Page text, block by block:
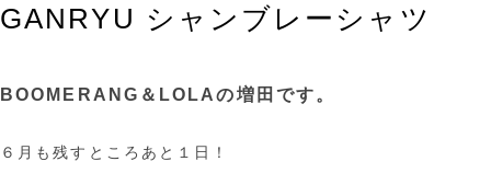
GANRYU シャンブレーシャツ
BOOMERANG＆LOLAの増田です。
６月も残すところあと１日！